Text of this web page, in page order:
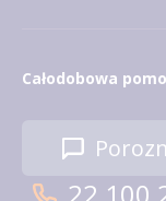
Całodobowa
22 100